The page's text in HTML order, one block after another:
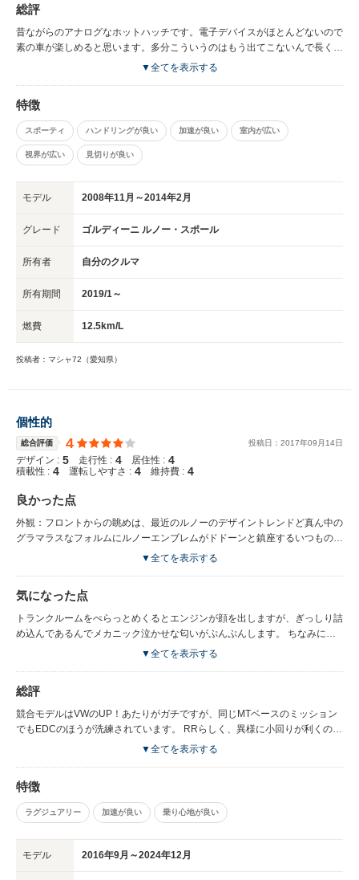
総評
昔ながらのアナログなホットハッチです。電子デバイスがほとんどないので
素の車が楽しめると思います。多分こういうのはもう出てこないんで長く大
▼全てを表示する
特徴
スポーティ ハンドリングが良い 加速が良い 室内が広い
視界が広い 見切りが良い
モデル 2008年11月～2014年2月
グレード ゴルディーニ ルノー・スポール
所有者 自分のクルマ
所有期間 2019/1～
燃費 12.5km/L
投稿者：マシャ72（愛知県）
個性的
総合評価 4 投稿日： 2017年09 月 14日
デザイン : 5 走行性 : 4 居住性 : 4
積載性 : 4 運転しやすさ : 4 維持費 : 4
良かった点
外観：フロントからの眺めは、最近のルノーのデザイントレンドど真ん中の
グラマラスなフォルムにルノーエンブレムがドドーンと鎮座するいつものあ
れです。 リアのデザインはストーンと直線的におとされたデザイン。 かつ
が付いてるのかな？ と思ったら、オートライト用のセンサーとか。 内
観・・・ ポップな感じでまとめられた室内はガイシャらしさ満載。 国産車
なら最優先の装備のナビなんか、スマホ使ってください、あるいは７インチ
りきった大人の関係です。 こういうとこにこだわるなら他のクルマをさが
したほうがいいと思います。 室内は大人四人には十分な空間です。
▼全てを表示する
気になった点
トランクルームをぺらっとめくるとエンジンが顔を出しますが、ぎっしり詰
め込んであるんでメカニック泣かせな匂いがぷんぷんします。 ちなみにフ
ロントはバッテリーとかが納まっていて、非常にこれまたメカニック泣かせ
▼全てを表示する
総評
競合モデルはVWのUP！あたりがガチですが、同じMTベースのミッション
でもEDCのほうが洗練されています。 RRらしく、異様に小回りが利くので
シティコミュニケーターとして使い勝手もいいでしょう。 上り坂はちょっ
▼全てを表示する
特徴
ラグジュアリー 加速が良い 乗り心地が良い
モデル 2016年9月～2024年12月